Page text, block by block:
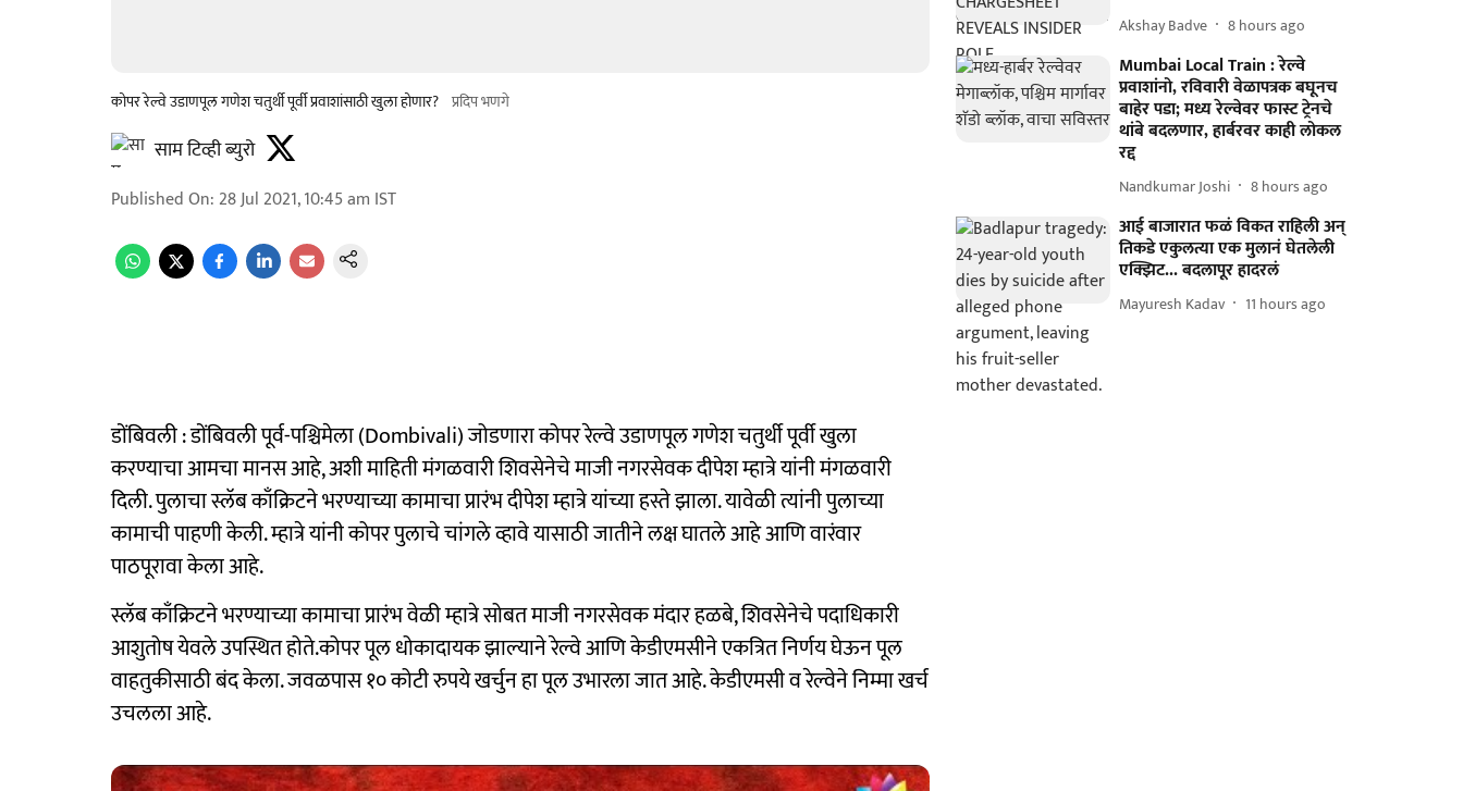
कोपर रेल्वे उडाणपूल गणेश चतुर्थी पूर्वी प्रवाशांसाठी खुला होणार? प्रदिप भणगे
साम टिव्ही ब्युरो
Published On: 28 Jul 2021, 10:45 am IST
डोंबिवली : डोंबिवली पूर्व-पश्चिमेला (Dombivali) जोडणारा कोपर रेल्वे उडाणपूल गणेश चतुर्थी पूर्वी खुला
करण्याचा आमचा मानस आहे, अशी माहिती मंगळवारी शिवसेनेचे माजी नगरसेवक दीपेश म्हात्रे यांनी मंगळवारी
दिली. पुलाचा स्लॅब काँक्रिटने भरण्याच्या कामाचा प्रारंभ दीपेश म्हात्रे यांच्या हस्ते झाला. यावेळी त्यांनी पुलाच्या
कामाची पाहणी केली. म्हात्रे यांनी कोपर पुलाचे चांगले व्हावे यासाठी जातीने लक्ष घातले आहे आणि वारंवार
पाठपूरावा केला आहे.
स्लॅब काँक्रिटने भरण्याच्या कामाचा प्रारंभ वेळी म्हात्रे सोबत माजी नगरसेवक मंदार हळबे, शिवसेनेचे पदाधिकारी
आशुतोष येवले उपस्थित होते.कोपर पूल धोकादायक झाल्याने रेल्वे आणि केडीएमसीने एकत्रित निर्णय घेऊन पूल
वाहतुकीसाठी बंद केला. जवळपास १० कोटी रुपये खर्चुन हा पूल उभारला जात आहे. केडीएमसी व रेल्वेने निम्मा खर्च
उचलला आहे.
Akshay Badve 8 hours ago
Mumbai Local Train : रेल्वे
प्रवाशांनो, रविवारी वेळापत्रक बघूनच
बाहेर पडा; मध्य रेल्वेवर फास्ट ट्रेनचे
थांबे बदलणार, हार्बरवर काही लोकल
रद्द
Nandkumar Joshi 8 hours ago
आई बाजारात फळं विकत राहिली अन्
तिकडे एकुलत्या एक मुलानं घेतलेली
एक्झिट... बदलापूर हादरलं
Mayuresh Kadav 11 hours ago